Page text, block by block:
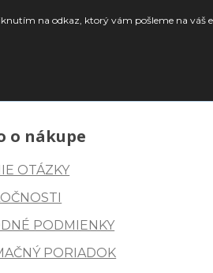
na odkaz, ktorý vám pošleme na váš
o nákupe
OTÁZKY
PODMIENKY
PORIADOK